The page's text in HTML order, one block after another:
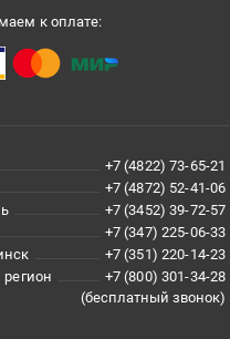
к оплате:
+7 (4822) 73-65-21
+7 (4872) 52-41-06
+7 (3452) 39-72-57
+7 (347) 225-06-33
+7 (351) 220-14-23
регион
+7 (800) 301-34-28
(бесплатный звонок)